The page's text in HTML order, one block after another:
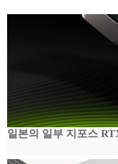
일본의 일부 지포스